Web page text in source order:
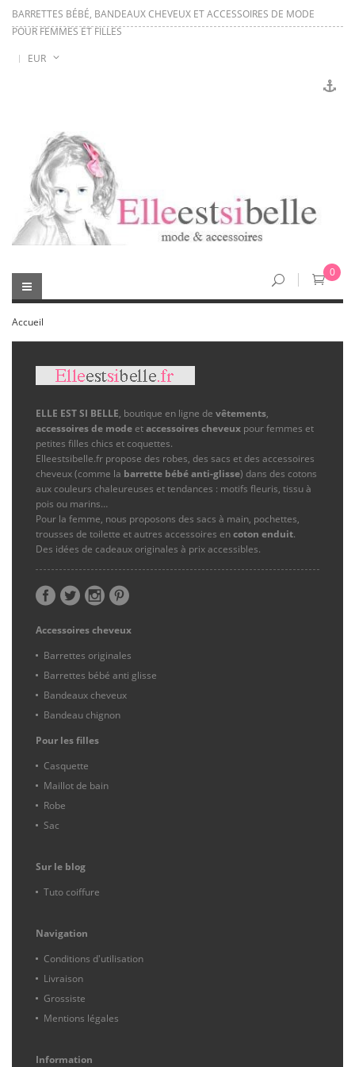
BARRETTES BÉBÉ, BANDEAUX CHEVEUX ET ACCESSOIRES DE MODE
POUR FEMMES ET FILLES
EUR
0
Accueil
ELLE EST SI BELLE, boutique en ligne de vêtements,
accessoires de mode etaccessoires cheveux pour femmes et
petites filles chics et coquettes.
Elleestsibelle.fr propose des robes, des sacs et des accessoires
cheveux (comme la barrette bébé anti-glisse) dans des cotons
aux couleurs chaleureuses et tendances : motifs fleuris, tissu à
pois ou marins…
Pour la femme, nous proposons des sacs à main, pochettes,
trousses de toilette et autres accessoires encoton enduit.
Des idées de cadeaux originales à prix accessibles.
Accessoires cheveux
Barrettes originales
Barrettes bébé anti glisse
Bandeaux cheveux
Bandeau chignon
Pour les filles
Casquette
Maillot de bain
Robe
Sac
Sur le blog
Tuto coiffure
Navigation
Conditions d'utilisation
Livraison
Grossiste
Mentions légales
Information